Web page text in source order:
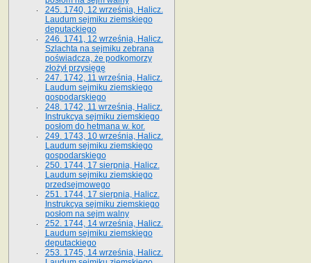
245. 1740, 12 września, Halicz.
Laudum sejmiku ziemskiego
deputackiego
246. 1741, 12 września, Halicz.
Szlachta na sejmiku zebrana
poświadcza, że podkomorzy
złożył przysięgę
247. 1742, 11 września, Halicz.
Laudum sejmiku ziemskiego
gospodarskiego
248. 1742, 11 września, Halicz.
Instrukcya sejmiku ziemskiego
posłom do hetmana w. kor.
249. 1743, 10 września, Halicz.
Laudum sejmiku ziemskiego
gospodarskiego
250. 1744, 17 sierpnia, Halicz.
Laudum sejmiku ziemskiego
przedsejmowego
251. 1744, 17 sierpnia, Halicz.
Instrukcya sejmiku ziemskiego
posłom na sejm walny
252. 1744, 14 września, Halicz.
Laudum sejmiku ziemskiego
deputackiego
253. 1745, 14 września, Halicz.